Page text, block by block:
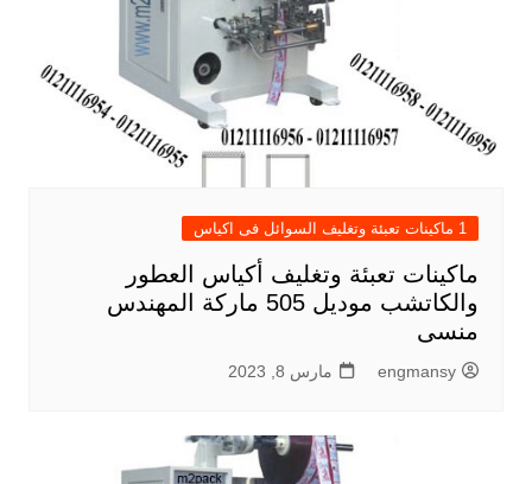
1 ماكينات تعبئة وتغليف السوائل فى اكياس
ماكينات تعبئة وتغليف أكياس العطور
والكاتشب موديل 505 ماركة المهندس
منسى
engmansy مارس 8, 2023